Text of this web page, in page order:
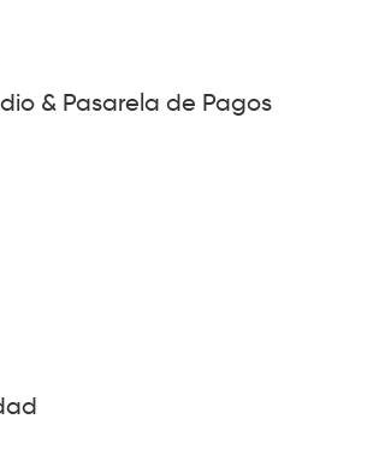
& Pasarela de Pagos